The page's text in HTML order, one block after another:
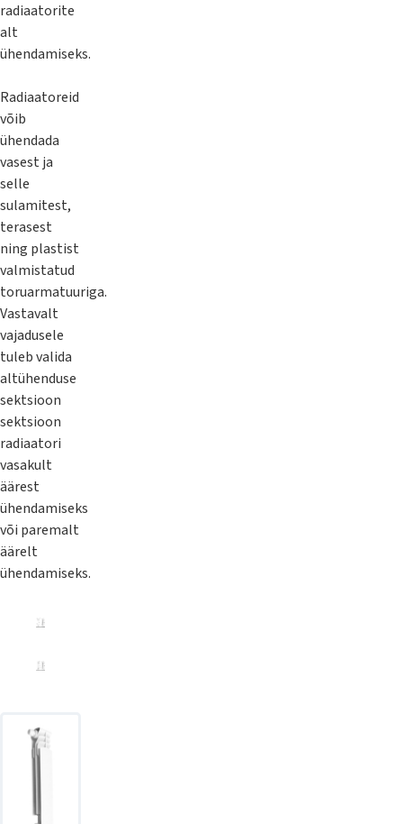
radiaatorite
alt
ühendamiseks.
Radiaatoreid
võib
ühendada
vasest ja
selle
sulamitest,
terasest
ning plastist
valmistatud
toruarmatuuriga.
Vastavalt
vajadusele
tuleb valida
altühenduse
sektsioon
sektsioon
radiaatori
vasakult
äärest
ühendamiseks
või paremalt
äärelt
ühendamiseks.